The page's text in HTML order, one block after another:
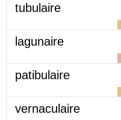
tubulaire
lagunaire
patibulaire
vernaculaire